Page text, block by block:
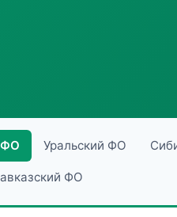
ФО Уральский ФО
ФО